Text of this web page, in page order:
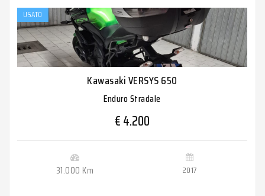
USATO
Kawasaki VERSYS 650
Enduro Stradale
€ 4.200
31.000 Km 2017